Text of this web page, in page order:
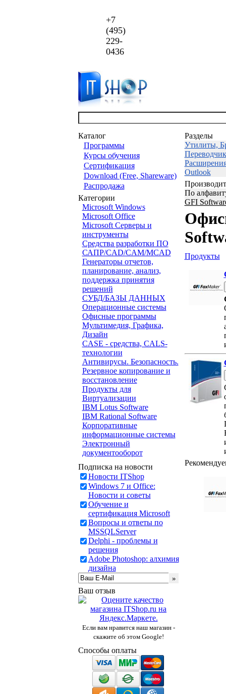
+7
(495)
229-
0436
Каталог
Программы
Курсы обучения
Сертификация
Download (Free, Shareware)
Распродажа
Категории
Microsoft Windows
Microsoft Office
Microsoft Серверы и
инструменты
Средства разработки ПО
САПР/CAD/CAM/MCAD
Генераторы отчетов,
планирование, анализ,
поддержка принятия
решений
СУБД/БАЗЫ ДАННЫХ
Операционные системы
Офисные программы
Мультимедия, Графика,
Дизайн
CASE - средства, CALS-
технологии
Антивирусы. Безопасность.
Резервное копирование и
восстановление
Продукты для
Виртуализации
IBM Lotus Software
IBM Rational Software
Корпоративные
информационные системы
Электронный
документооборот
Подписка на новости
Новости ITShop
Windows 7 и Office:
Новости и советы
Обучение и
сертификация Microsoft
Вопросы и ответы по
MSSQLServer
Delphi - проблемы и
решения
Adobe Photoshop: алхимия
дизайна
Ваш отзыв
Если вам нравится наш магазин -
скажите об этом Google!
Способы оплаты
Разделы
Утилиты,
Outlook
По
GFI
Продукты